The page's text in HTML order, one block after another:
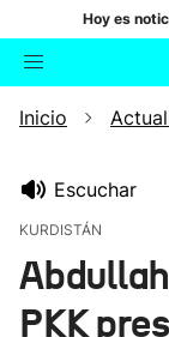
Hoy es
Buscador
Inicio
Escuchar
KURDISTÁN
PKK